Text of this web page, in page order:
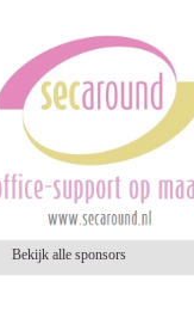
Bekijk alle sponsors